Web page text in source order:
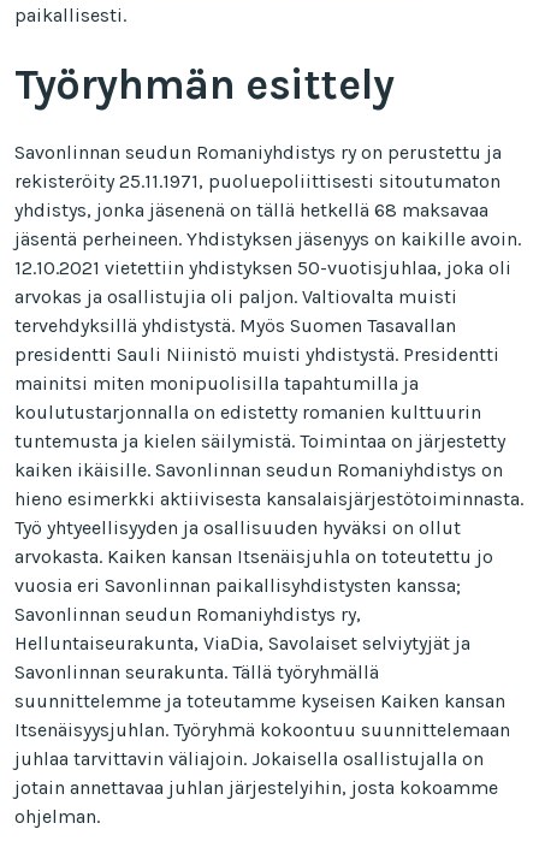
paikallisesti.
Työryhmän esittely
Savonlinnan seudun Romaniyhdistys ry on perustettu ja
rekisteröity 25.11.1971, puoluepoliittisesti sitoutumaton
yhdistys, jonka jäsenenä on tällä hetkellä 68 maksavaa
jäsentä perheineen. Yhdistyksen jäsenyys on kaikille avoin.
12.10.2021 vietettiin yhdistyksen 50-vuotisjuhlaa, joka oli
arvokas ja osallistujia oli paljon. Valtiovalta muisti
tervehdyksillä yhdistystä. Myös Suomen Tasavallan
presidentti Sauli Niinistö muisti yhdistystä. Presidentti
mainitsi miten monipuolisilla tapahtumilla ja
koulutustarjonnalla on edistetty romanien kulttuurin
tuntemusta ja kielen säilymistä. Toimintaa on järjestetty
kaiken ikäisille. Savonlinnan seudun Romaniyhdistys on
hieno esimerkki aktiivisesta kansalaisjärjestötoiminnasta.
Työ yhtyeellisyyden ja osallisuuden hyväksi on ollut
arvokasta. Kaiken kansan Itsenäisjuhla on toteutettu jo
vuosia eri Savonlinnan paikallisyhdistysten kanssa;
Savonlinnan seudun Romaniyhdistys ry,
Helluntaiseurakunta, ViaDia, Savolaiset selviytyjät ja
Savonlinnan seurakunta. Tällä työryhmällä
suunnittelemme ja toteutamme kyseisen Kaiken kansan
Itsenäisyysjuhlan. Työryhmä kokoontuu suunnittelemaan
juhlaa tarvittavin väliajoin. Jokaisella osallistujalla on
jotain annettavaa juhlan järjestelyihin, josta kokoamme
ohjelman.